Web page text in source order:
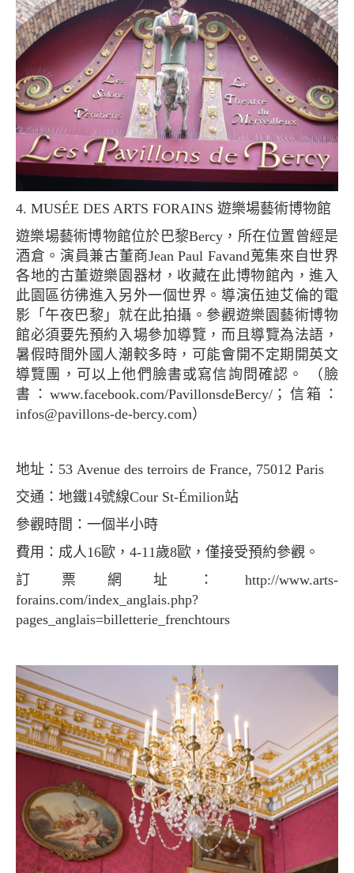
4. MUSÉE DES ARTS FORAINS 遊樂場藝術博物館
遊樂場藝術博物館位於巴黎Bercy，所在位置曾經是
酒倉。演員兼古董商Jean Paul Favand蒐集來自世界
各地的古董遊樂園器材，收藏在此博物館內，進入
此園區彷彿進入另外一個世界。導演伍迪艾倫的電
影「午夜巴黎」就在此拍攝。參觀遊樂園藝術博物
館必須要先預約入場參加導覽，而且導覽為法語，
暑假時間外國人潮較多時，可能會開不定期開英文
導覽團，可以上他們臉書或寫信詢問確認。 （臉
書：www.facebook.com/PavillonsdeBercy/；信箱：
infos@pavillons-de-bercy.com）
地址：53 Avenue des terroirs de France, 75012 Paris
交通：地鐵14號線Cour St-Émilion站
參觀時間：一個半小時
費用：成人16歐，4-11歲8歐，僅接受預約參觀。
訂票網址：http://www.arts-
forains.com/index_anglais.php?
pages_anglais=billetterie_frenchtours